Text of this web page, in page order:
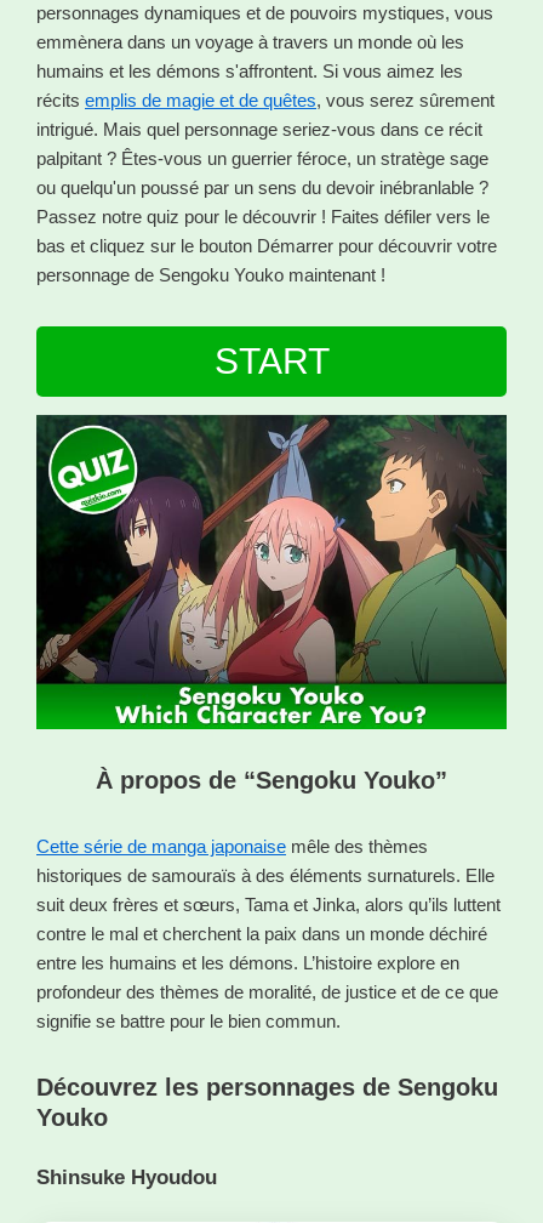
personnages dynamiques et de pouvoirs mystiques, vous
emmènera dans un voyage à travers un monde où les
humains et les démons s'affrontent. Si vous aimez les
récits emplis de magie et de quêtes, vous serez sûrement
intrigué. Mais quel personnage seriez-vous dans ce récit
palpitant ? Êtes-vous un guerrier féroce, un stratège sage
ou quelqu'un poussé par un sens du devoir inébranlable ?
Passez notre quiz pour le découvrir ! Faites défiler vers le
bas et cliquez sur le bouton Démarrer pour découvrir votre
personnage de Sengoku Youko maintenant !
START
À propos de “Sengoku Youko”
Cette série de manga japonaise mêle des thèmes
historiques de samouraïs à des éléments surnaturels. Elle
suit deux frères et sœurs, Tama et Jinka, alors qu’ils luttent
contre le mal et cherchent la paix dans un monde déchiré
entre les humains et les démons. L’histoire explore en
profondeur des thèmes de moralité, de justice et de ce que
signifie se battre pour le bien commun.
Découvrez les personnages de Sengoku
Youko
Shinsuke Hyoudou